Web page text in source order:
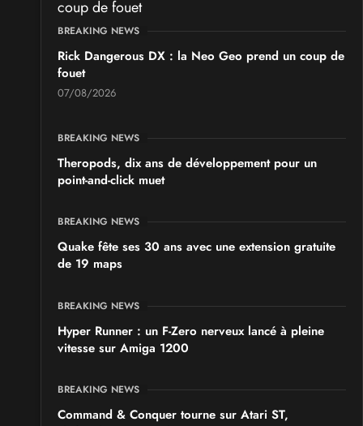
BREAKING NEWS
Rick Dangerous DX : la Neo Geo prend un coup de
fouet
07/08/2026
BREAKING NEWS
Theropods, dix ans de développement pour un
point-and-click muet
BREAKING NEWS
Quake fête ses 30 ans avec une extension gratuite
de 19 maps
BREAKING NEWS
Hyper Runner : un F-Zero nerveux lancé à pleine
vitesse sur Amiga 1200
BREAKING NEWS
Command & Conquer tourne sur Atari ST,